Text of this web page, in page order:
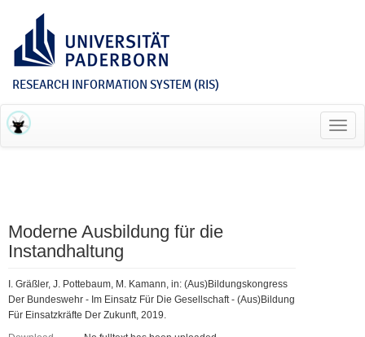
RESEARCH INFORMATION SYSTEM (RIS)
Moderne Ausbildung für die
Instandhaltung
I. Gräßler, J. Pottebaum, M. Kamann, in: (Aus)Bildungskongress
Der Bundeswehr - Im Einsatz Für Die Gesellschaft - (Aus)Bildung
Für Einsatzkräfte Der Zukunft, 2019.